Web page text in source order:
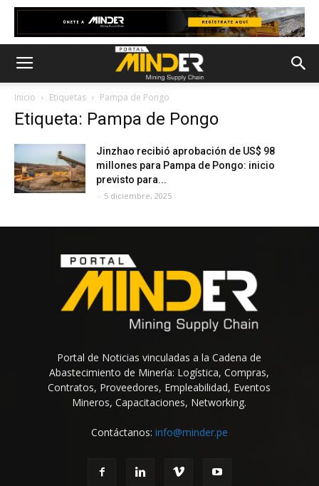
Inicio Etiquetas Pampa de Pongo
Etiqueta: Pampa de Pongo
Jinzhao recibió aprobación de US$ 98
millones para Pampa de Pongo: inicio
previsto para...
- 5 diciembre, 2025
Portal de Noticias vinculadas a la Cadena de
Abastecimiento de Minería: Logística, Compras,
Contratos, Proveedores, Empleabilidad, Eventos
Mineros, Capacitaciones, Networking.
Contáctanos: info@minder.pe